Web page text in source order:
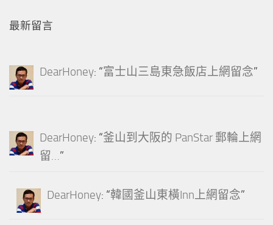
最新留言
DearHoney: “富士山三島東急飯店上網留念”
DearHoney: “釜山到大阪的 PanStar 郵輪上網
留…”
DearHoney: “韓國釜山東橫Inn上網留念”